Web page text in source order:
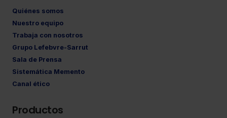
Quiénes somos
Nuestro equipo
Trabaja con nosotros
Grupo Lefebvre-Sarrut
Sala de Prensa
Sistemática Memento
Canal ético
Productos